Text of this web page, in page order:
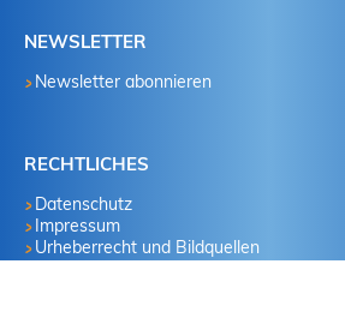
NEWSLETTER
Newsletter abonnieren
RECHTLICHES
Datenschutz
Impressum
Urheberrecht und Bildquellen